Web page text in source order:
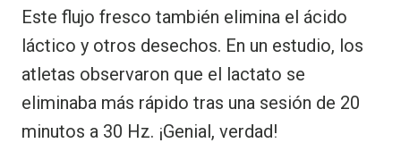
Este flujo fresco también elimina el ácido
láctico y otros desechos. En un estudio, los
atletas observaron que el lactato se
eliminaba más rápido tras una sesión de 20
minutos a 30 Hz. ¡Genial, verdad!